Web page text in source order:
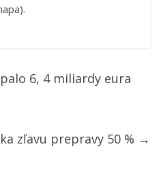
6, 4 miliardy eura
zľavu prepravy 50 % →